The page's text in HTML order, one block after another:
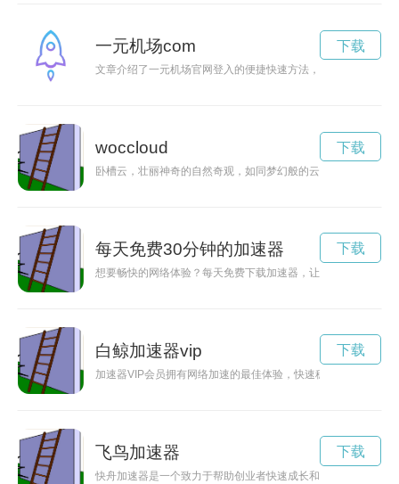
一元机场com
文章介绍了一元机场官网登入的便捷快速方法，帮助用户轻松访
下载
woccloud
卧槽云，壮丽神奇的自然奇观，如同梦幻般的云海漂浮在天空中
下载
每天免费30分钟的加速器
想要畅快的网络体验？每天免费下载加速器，让你轻松畅享高速
下载
白鲸加速器vip
加速器VIP会员拥有网络加速的最佳体验，快速稳定的连接让您
下载
飞鸟加速器
快舟加速器是一个致力于帮助创业者快速成长和发展的平台，
下载